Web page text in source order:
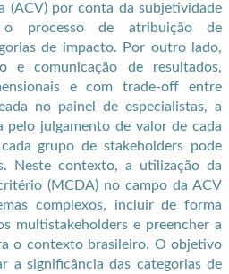
(ACV) por conta da subjetividade
processo de atribuição de
de impacto. Por outro lado,
e comunicação de resultados,
e com trade-off entre
no painel de especialistas, a
pelo julgamento de valor de cada
grupo de stakeholders pode
Neste contexto, a utilização da
(MCDA) no campo da ACV
complexos, incluir de forma
multistakeholders e preencher a
o contexto brasileiro. O objetivo
a significância das categorias de